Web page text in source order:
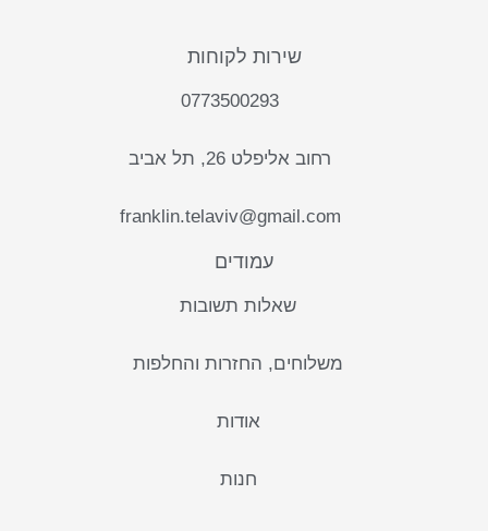
שירות לקוחות
0773500293
רחוב אליפלט 26, תל אביב
franklin.telaviv@gmail.com
עמודים
שאלות תשובות
משלוחים, החזרות והחלפות
אודות
חנות